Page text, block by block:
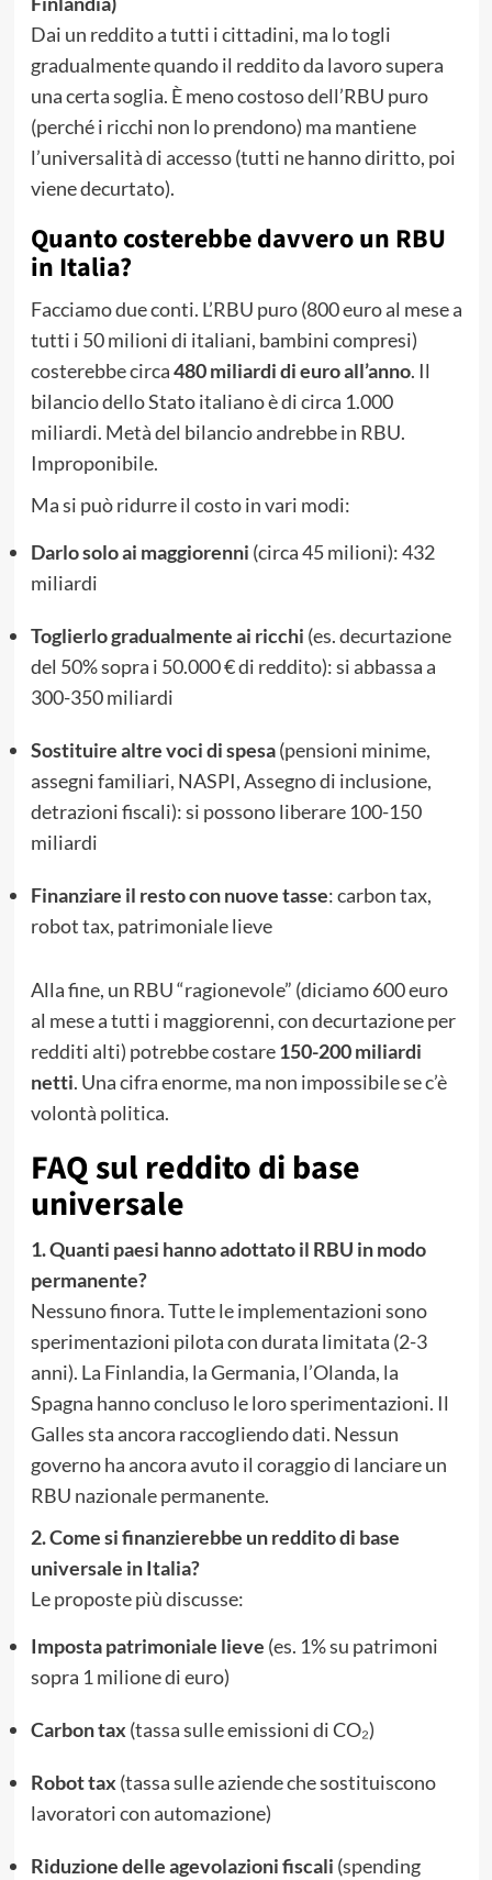
Dai un reddito a tutti i cittadini, ma lo togli
gradualmente quando il reddito da lavoro supera
una certa soglia. È meno costoso dell’RBU puro
(perché i ricchi non lo prendono) ma mantiene
l’universalità di accesso (tutti ne hanno diritto, poi
viene decurtato).
Quanto costerebbe davvero un RBU
in Italia?
Facciamo due conti. L’RBU puro (800 euro al mese a
tutti i 50 milioni di italiani, bambini compresi)
costerebbe circa480 miliardi di euro all’anno. Il
bilancio dello Stato italiano è di circa 1.000
miliardi. Metà del bilancio andrebbe in RBU.
Improponibile.
Ma si può ridurre il costo in vari modi:
Darlo solo ai maggiorenni (circa 45 milioni): 432
miliardi
Toglierlo gradualmente ai ricchi (es. decurtazione
del 50% sopra i 50.000 € di reddito): si abbassa a
300-350 miliardi
Sostituire altre voci di spesa(pensioni minime,
assegni familiari, NASPI, Assegno di inclusione,
detrazioni fiscali): si possono liberare 100-150
miliardi
Finanziare il resto con nuove tasse: carbon tax,
robot tax, patrimoniale lieve
Alla fine, un RBU “ragionevole” (diciamo 600 euro
al mese a tutti i maggiorenni, con decurtazione per
redditi alti) potrebbe costare150-200 miliardi
netti. Una cifra enorme, ma non impossibile se c’è
volontà politica.
FAQ sul reddito di base
universale
1. Quanti paesi hanno adottato il RBU in modo
permanente?
Nessuno finora. Tutte le implementazioni sono
sperimentazioni pilota con durata limitata (2-3
anni). La Finlandia, la Germania, l’Olanda, la
Spagna hanno concluso le loro sperimentazioni. Il
Galles sta ancora raccogliendo dati. Nessun
governo ha ancora avuto il coraggio di lanciare un
RBU nazionale permanente.
2. Come si finanzierebbe un reddito di base
universale in Italia?
Le proposte più discusse:
Imposta patrimoniale lieve (es. 1% su patrimoni
sopra 1 milione di euro)
Carbon tax (tassa sulle emissioni di CO₂)
Robot tax (tassa sulle aziende che sostituiscono
lavoratori con automazione)
Riduzione delle agevolazioni fiscali (spending